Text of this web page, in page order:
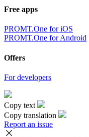
Free apps
PROMT.One for iOS
PROMT.One for Android
Offers
For developers
Copy text
Copy translation
Report an issue